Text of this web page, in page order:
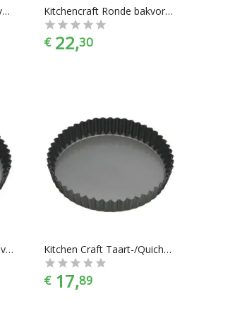
Rechthoekig bakblik / bakvorm 21cm Kitchencraft Ronde bakvorm diep 20cm MC
€ 22,30
MasterClass Taart/Quichevorm met losse bodem - 18cm Kitchen Craft Taart-/Quichevorm - 20 cm
€ 17,89